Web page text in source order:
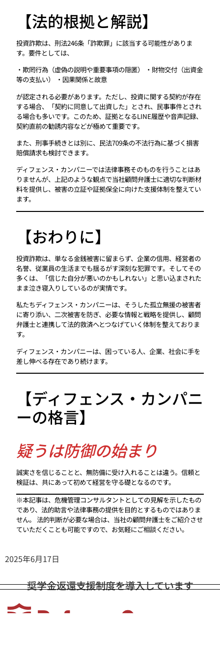
【法的根拠と解説】
投資詐欺は、刑法246条「詐欺罪」に該当する可能性がありま
す。要件としては、
・欺罔行為（虚偽の説明や重要事項の隠匿） ・財物交付（出資金
等の支払い） ・因果関係と故意
が認定される必要があります。ただし、投資に関する契約が存在
する場合、「契約に同意して出資した」とされ、民事事件とされ
る場合も多いです。このため、証拠となるLINE履歴や音声記録、
契約直前の勧誘内容などが極めて重要です。
また、刑事手続きとは別に、民法709条の不法行為に基づく損害
賠償請求も検討できます。
ディフェンス・カンパニーでは法律事務そのものを行うことはあ
りませんが、上記のような観点で当社顧問弁護士に適切な判断材
料を提供し、被害の立証や証拠保全に向けた支援体制を整えてい
ます。
【おわりに】
投資詐欺は、単なる金銭被害に留まらず、企業の信用、経営者の
名誉、従業員の生活までも揺るがす深刻な犯罪です。そしてその
多くは、「信じた自分が悪いのかもしれない」と思い込まされた
まま泣き寝入りしているのが実情です。
私たちディフェンス・カンパニーは、そうした孤立無援の被害者
に寄り添い、二次被害を防ぎ、必要な情報と戦略を提供し、顧問
弁護士と連携して法的救済へとつなげていく体制を整えておりま
す。
ディフェンス・カンパニーは、困っている人、企業、社会に手を
差し伸べる存在であり続けます。
【ディフェンス・カンパニ
ーの格言】
疑うは防御の始まり
誠実さを信じることと、無防備に受け入れることは違う。信頼と
検証は、共にあって初めて経営を守る礎となるのです。
※本記事は、危機管理コンサルタントとしての見解を示したもの
であり、法的助言や法律事務の提供を目的とするものではありま
せん。 法的判断が必要な場合は、当社の顧問弁護士をご紹介させ
ていただくことも可能ですので、お気軽にご相談ください。
2025年6月17日
奨学金返還支援制度を導入しています